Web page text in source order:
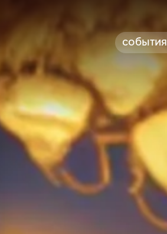
события